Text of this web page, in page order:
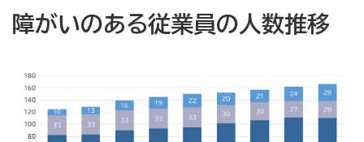
障がいのある従業員の人数推移